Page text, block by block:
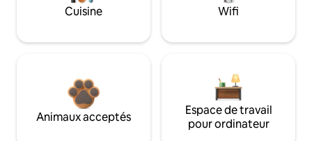
Cuisine Wifi
Animaux acceptés
Espace de travail
pour ordinateur